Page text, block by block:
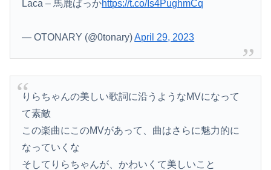
Laca – 馬鹿ばっかhttps://t.co/Is4PughmCq
— OTONARY (@0tonary)April 29, 2023
りらちゃんの美しい歌詞に沿うようなMVになって
て素敵
この楽曲にこのMVがあって、曲はさらに魅力的に
なっていくな
そしてりらちゃんが、かわいくて美しいこと